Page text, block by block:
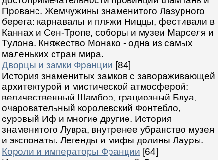
Прованс. Жемчужины знаменитого Лазурного
берега: карнавалы и пляжи Ниццы, фестивали в
Каннах и Сен-Тропе, соборы и музеи Марселя и
Тулона. Княжество Монако - одна из самых
маленьких стран мира.
Дворцы и замки Франции [84]
История знаменитых замков с завораживающей
архитектурой и мистической атмосферой:
величественный Шамбор, грациозный Блуа,
очаровательный королевский Фонтебло,
суровый Иф и многие другие. История
знаменитого Лувра, внутренее убранство музея
и экспонаты. Легенды и мифы долины Лауры.
Короли и императоры Франции [64]